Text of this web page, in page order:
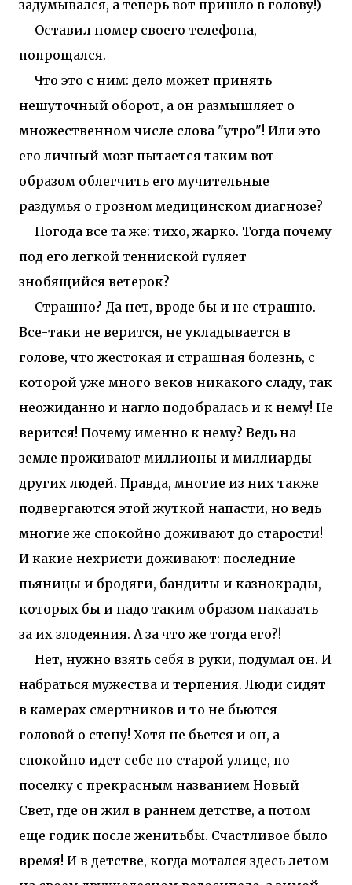
задумывался, а теперь вот пришло в голову!)
Оставил номер своего телефона,
попрощался.
Что это с ним: дело может принять
нешуточный оборот, а он размышляет о
множественном числе слова "утро"! Или это
его личный мозг пытается таким вот
образом облегчить его мучительные
раздумья о грозном медицинском диагнозе?
Погода все та же: тихо, жарко. Тогда почему
под его легкой тенниской гуляет
знобящийся ветерок?
Страшно? Да нет, вроде бы и не страшно.
Все-таки не верится, не укладывается в
голове, что жестокая и страшная болезнь, с
которой уже много веков никакого сладу, так
неожиданно и нагло подобралась и к нему! Не
верится! Почему именно к нему? Ведь на
земле проживают миллионы и миллиарды
других людей. Правда, многие из них также
подвергаются этой жуткой напасти, но ведь
многие же спокойно доживают до старости!
И какие нехристи доживают: последние
пьяницы и бродяги, бандиты и казнокрады,
которых бы и надо таким образом наказать
за их злодеяния. А за что же тогда его?!
Нет, нужно взять себя в руки, подумал он. И
набраться мужества и терпения. Люди сидят
в камерах смертников и то не бьются
головой о стену! Хотя не бьется и он, а
спокойно идет себе по старой улице, по
поселку с прекрасным названием Новый
Свет, где он жил в раннем детстве, а потом
еще годик после женитьбы. Счастливое было
время! И в детстве, когда мотался здесь летом